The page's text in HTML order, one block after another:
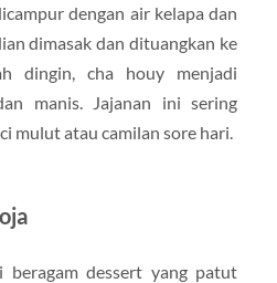
dengan air kelapa dan
dimasak dan dituangkan ke
dingin, cha houy menjadi
manis. Jajanan ini sering
mulut atau camilan sore hari.
beragam dessert yang patut